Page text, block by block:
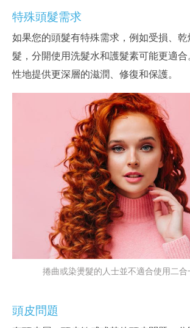
特殊頭髮需求
如果您的頭髮有特殊需求，例如受損、
髮，分開使用洗髮水和護髮素可能更適
性地提供更深層的滋潤、修復和保護。
捲曲或染燙髮的人士並不適合使用二合
頭皮問題